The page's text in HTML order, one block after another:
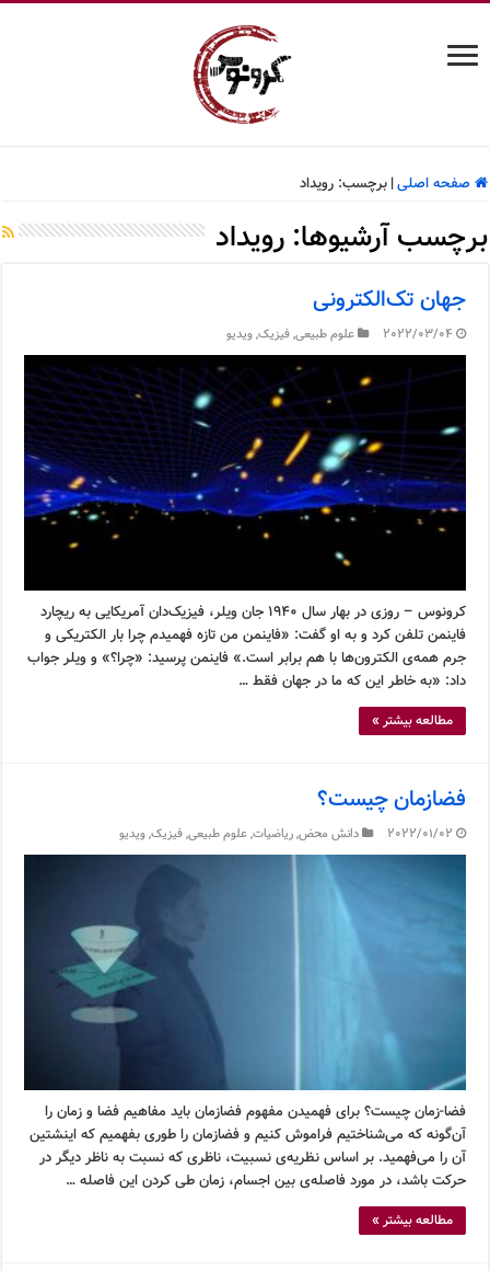
صفحه اصلی| برچسب:رویداد
برچسب آرشیوها:رویداد
جهان تک‌الکترونی
2022/03/04 علوم طبیعی,فیزیک,ویدیو
کرونوس – روزی در بهار سال ۱۹۴۰ جان ویلر، فیزیک‌دان آمریکایی به ریچارد
فاینمن تلفن کرد و به او گفت: «فاینمن من تازه فهمیدم چرا بار الکتریکی و
جرم همه‌ی الکترون‌ها با هم برابر است.» فاینمن پرسید: «چرا؟» و ویلر جواب
داد: «به خاطر این که ما در جهان فقط …
مطالعه بیشتر »
فضازمان چیست؟
2022/01/02 دانش محض,ریاضیات,علوم طبیعی,فیزیک,ویدیو
فضا-زمان چیست؟ برای فهمیدن مفهوم فضازمان باید مفاهیم فضا و زمان را
آن‌گونه که می‌شناختیم فراموش کنیم و فضازمان را طوری بفهمیم که اینشتین
آن را می‌فهمید. بر اساس نظریه‌ی نسبیت، ناظری که نسبت به ناظر دیگر در
حرکت باشد، در مورد فاصله‌ی بین اجسام، زمان طی کردن این فاصله …
مطالعه بیشتر »